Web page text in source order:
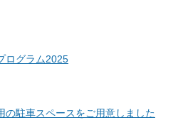
ログラム2025
の駐車スペースをご用意しました